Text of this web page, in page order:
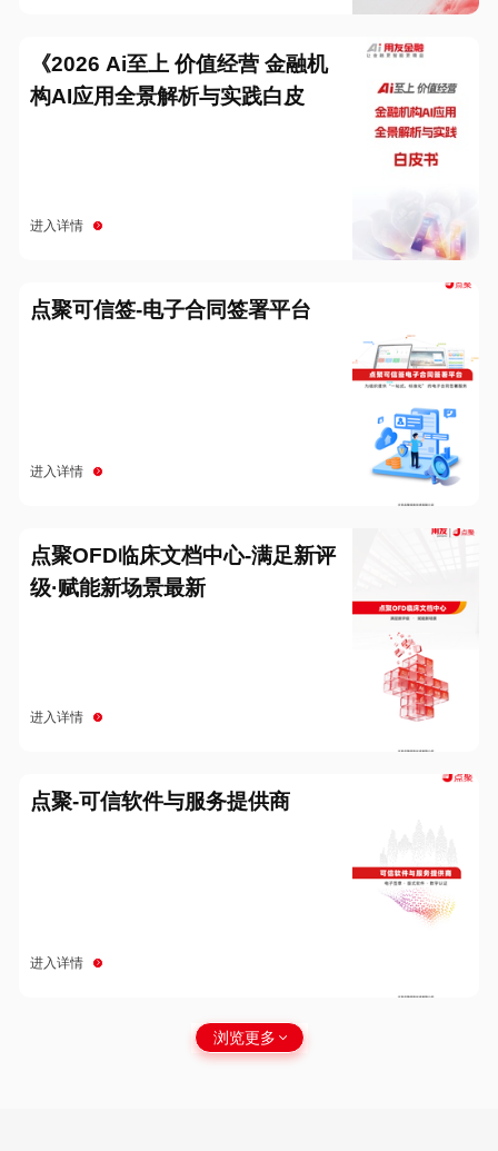
《2026 Ai至上 价值经营 金融机
构AI应用全景解析与实践白皮
进入详情
点聚可信签-电子合同签署平台
进入详情
点聚OFD临床文档中心-满足新评
级·赋能新场景最新
进入详情
点聚-可信软件与服务提供商
进入详情
浏览更多